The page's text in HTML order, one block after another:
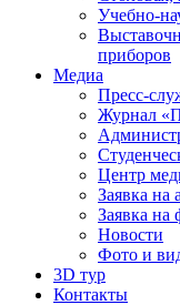
Учебно-
приборов
Медиа
Пресс-
Журнал
Центр
Заявка на
Заявка на
Новости
Фото и
3D тур
Контакты